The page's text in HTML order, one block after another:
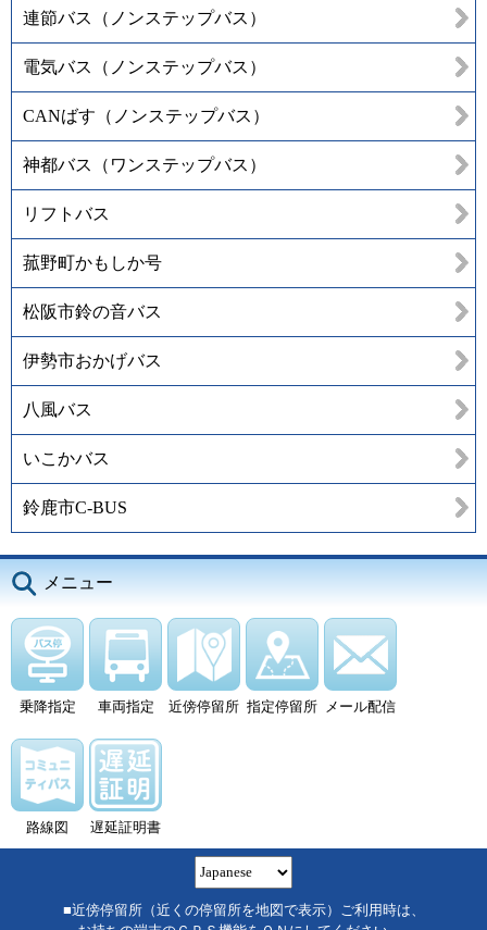
連節バス（ノンステップバス）
電気バス（ノンステップバス）
CANばす（ノンステップバス）
神都バス（ワンステップバス）
リフトバス
菰野町かもしか号
松阪市鈴の音バス
伊勢市おかげバス
八風バス
いこかバス
鈴鹿市C-BUS
メニュー
乗降指定 車両指定 近傍停留所 指定停留所 メール配信
路線図 遅延証明書
■近傍停留所（近くの停留所を地図で表示）ご利用時は、